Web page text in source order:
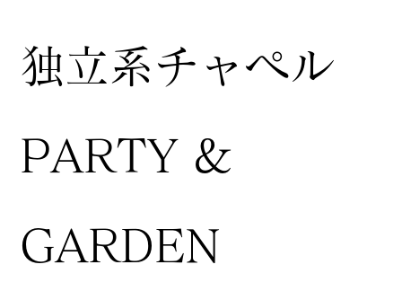
独立系チャペル
PARTY &
GARDEN